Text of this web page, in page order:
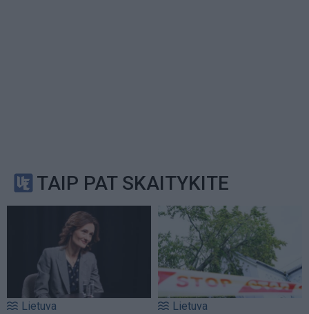
TAIP PAT SKAITYKITE
Lietuva Lietuva